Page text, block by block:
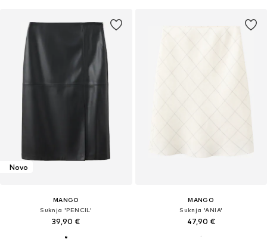
Novo
MANGO
Suknja 'PENCIL'
39,90 €
MANGO
Suknja 'ANIA'
47,90 €